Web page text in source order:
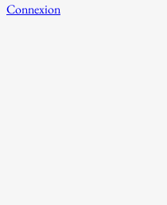
Connexion